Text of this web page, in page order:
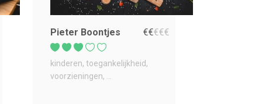
Pieter Boontjes €€€€€
kinderen toegankelijkheid
voorzieningen